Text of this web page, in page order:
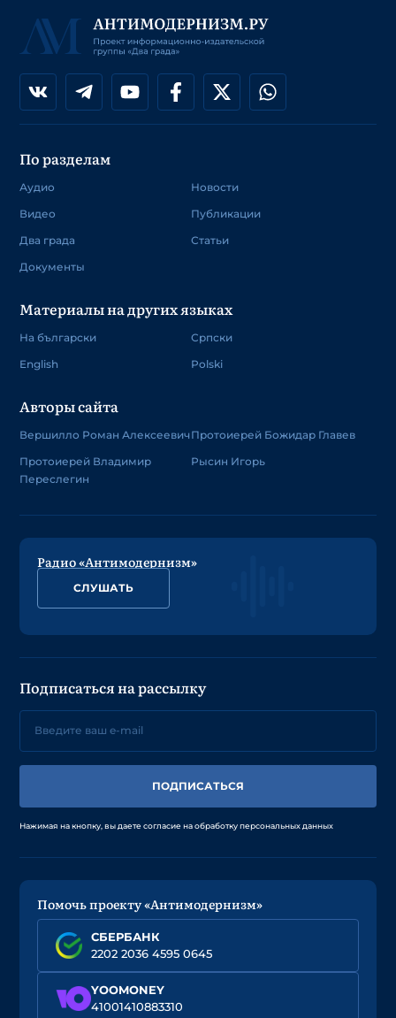
По разделам
Аудио
Видео
Два града
Документы
Новости
Публикации
Статьи
Материалы на других языках
На български
English
Српски
Polski
Авторы сайта
Вершилло Роман Алексеевич
Протоиерей Владимир
Переслегин
Протоиерей Божидар Главев
Рысин Игорь
Радио «Антимодернизм»
СЛУШАТЬ
Подписаться на рассылку
ПОДПИСАТЬСЯ
Нажимая на кнопку, вы даете согласие на обработку персональных данных
Помочь проекту «Антимодернизм»
СБЕРБАНК
2202 2036 4595 0645
YOOMONEY
41001410883310